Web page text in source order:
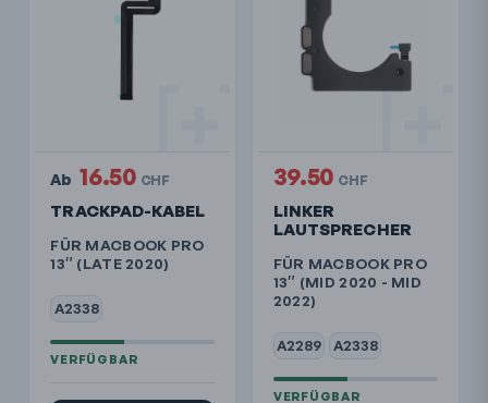
TRACKPAD-KABEL
FÜR MACBOOK PRO
13″ (LATE 2020)
A2338
Ab 16.50 CHF
LINKER
LAUTSPRECHER
FÜR MACBOOK PRO
13″ (MID 2020 - MID
2022)
A2289 A2338
39.50 CHF